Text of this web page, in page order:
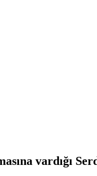
vardığı